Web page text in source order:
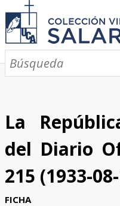
PRESENTACIÓN
CRONOLOGÍA
COLECCIONES
GALERÍA
La
del Diario
215 (1933-
FICHA